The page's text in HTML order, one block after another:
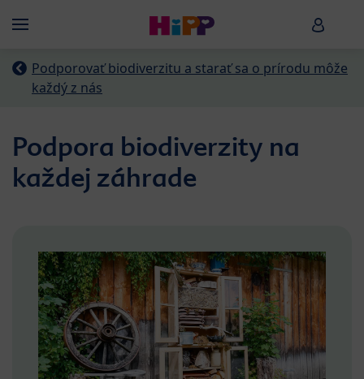
Menü HiPP
Podporovať biodiverzitu a starať sa o prírodu môže
každý z nás
Podpora biodiverzity na
každej záhrade